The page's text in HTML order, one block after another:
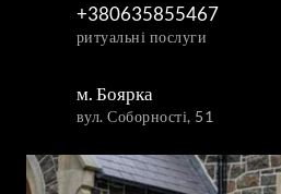
+380635855467
ритуальні послуги
м. Боярка
вул. Соборності, 51